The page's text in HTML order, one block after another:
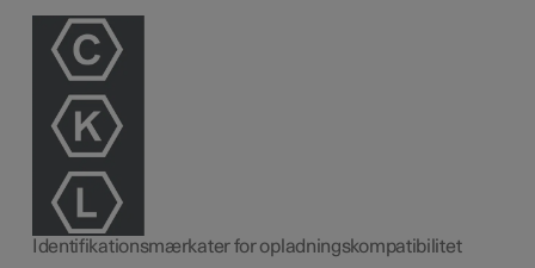
Identifikationsmærkater for opladningskompatibilitet